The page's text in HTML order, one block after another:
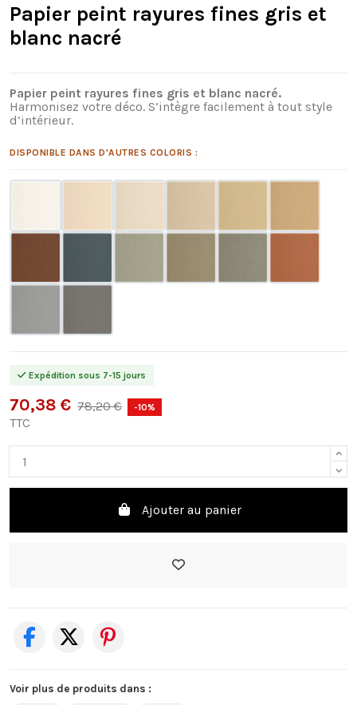
Papier peint rayures fines gris et
blanc nacré
Papier peint rayures fines gris et blanc nacré.
Harmonisez votre déco. S’intègre facilement à tout style
d’intérieur.
DISPONIBLE DANS D'AUTRES COLORIS :
Expédition sous 7-15 jours
70,38 € 78,20 € -10%
TTC
Ajouter au panier
Voir plus de produits dans :